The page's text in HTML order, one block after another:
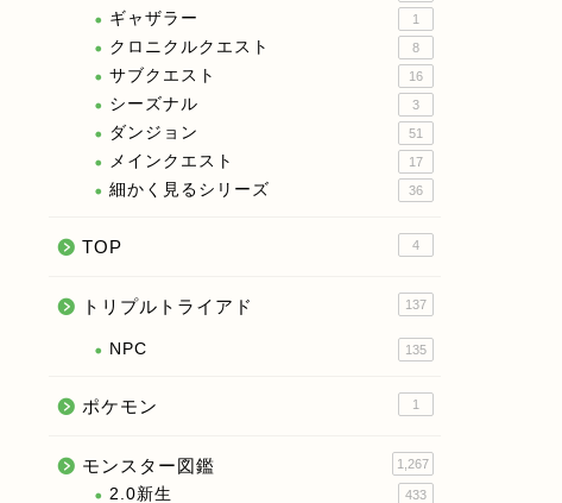
ギャザラー 1
クロニクルクエスト 8
サブクエスト 16
シーズナル 3
ダンジョン 51
メインクエスト 17
細かく見るシリーズ 36
TOP 4
トリプルトライアド 137
NPC 135
ポケモン 1
モンスター図鑑 1,267
2.0新生 433